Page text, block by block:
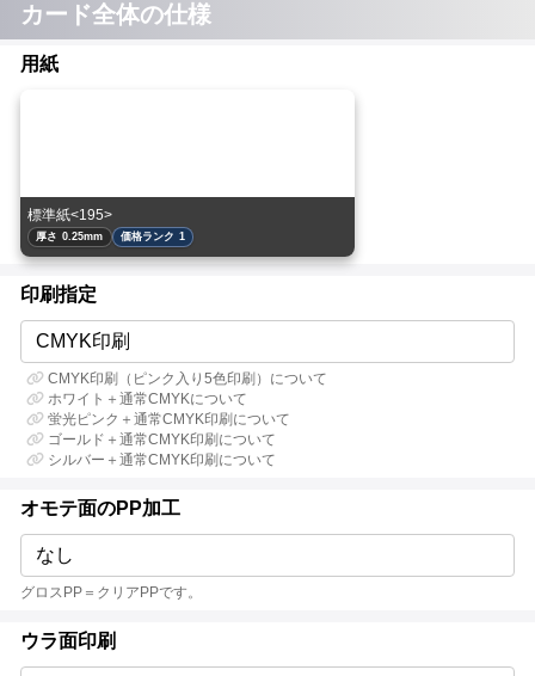
カード全体の仕様
用紙
標準紙<195>
厚さ 0.25mm 価格ランク 1
印刷指定
CMYK印刷
CMYK印刷（ピンク入り5色印刷）について
ホワイト＋通常CMYKについて
蛍光ピンク＋通常CMYK印刷について
ゴールド＋通常CMYK印刷について
シルバー＋通常CMYK印刷について
オモテ面のPP加工
なし
グロスPP＝クリアPPです。
ウラ面印刷